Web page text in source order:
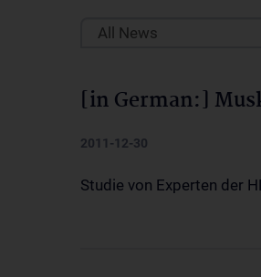
All News
[in German:]
2011-12-30
Studie von Experten der